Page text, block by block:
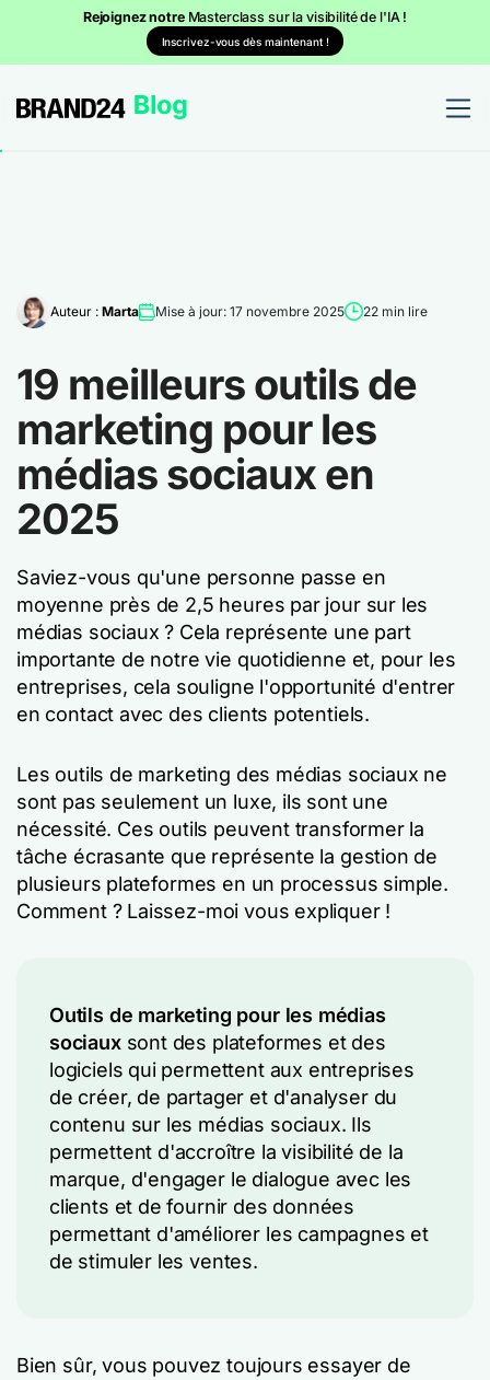
Rejoignez notre Masterclass sur la visibilité de l'IA !
Inscrivez-vous dès maintenant !
Auteur : Marta Mise à jour: 17 novembre 2025 22 min lire
19 meilleurs outils de
marketing pour les
médias sociaux en
2025
Saviez-vous qu'une personne passe en
moyenne près de 2,5 heures par jour sur les
médias sociaux ? Cela représente une part
importante de notre vie quotidienne et, pour les
entreprises, cela souligne l'opportunité d'entrer
en contact avec des clients potentiels.
Les outils de marketing des médias sociaux ne
sont pas seulement un luxe, ils sont une
nécessité. Ces outils peuvent transformer la
tâche écrasante que représente la gestion de
plusieurs plateformes en un processus simple.
Comment ? Laissez-moi vous expliquer !
Outils de marketing pour les médias
sociauxsont des plateformes et des
logiciels qui permettent aux entreprises
de créer, de partager et d'analyser du
contenu sur les médias sociaux. Ils
permettent d'accroître la visibilité de la
marque, d'engager le dialogue avec les
clients et de fournir des données
permettant d'améliorer les campagnes et
de stimuler les ventes.
Bien sûr, vous pouvez toujours essayer de